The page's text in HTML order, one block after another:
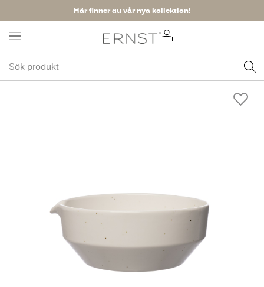
Här finner du vår nya kollektion!